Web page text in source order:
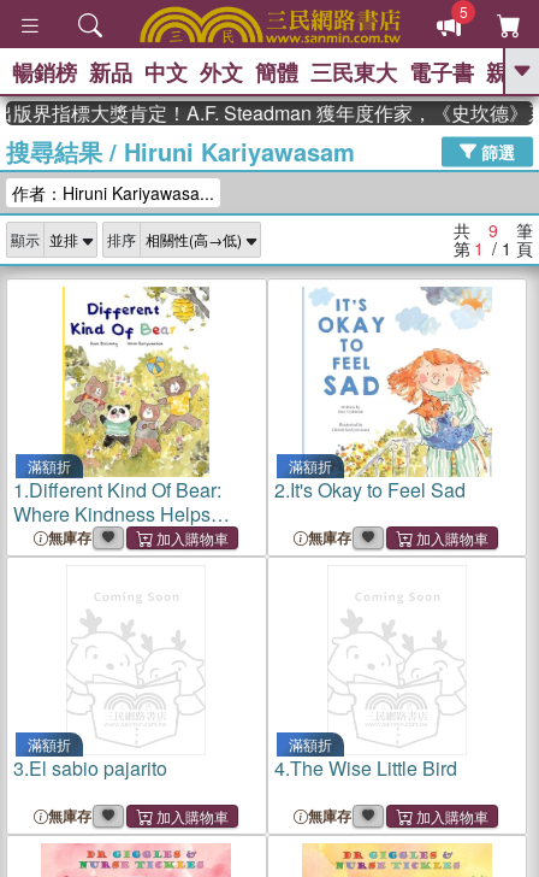
5
GO
熱搜： 東野圭吾 The Odyssey 、
父親節 、 如果歷史是一群喵 、 暑期
念華 、 台灣的李登輝時代 、 數學女
孩：黎曼猜想
偉大的迷走神經
暢銷榜 新品 中文 外文 簡體 三民東大 電子書 親子
界指標大獎肯定！A.F. Steadman 獲年度作家，《史坎德》
搜尋結果/ Hiruni Kariyawasam
篩選
作者：Hiruni Kariyawasa...
顯示 排序 共 9 筆
第 1 / 1 頁
滿額折
1.Different Kind Of Bear:
Where Kindness Helps
Everyone Belong
無庫存
滿額折
2.It's Okay to Feel Sad
無庫存
滿額折
3.El sabio pajarito
無庫存
滿額折
4.The Wise Little Bird
無庫存